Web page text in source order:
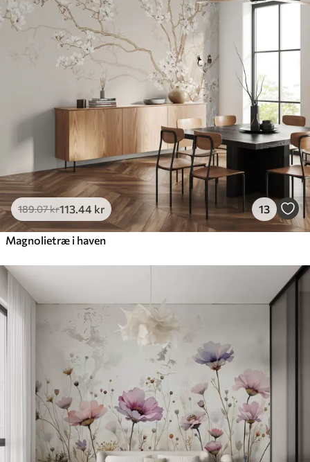
189.07kr113 .44 kr 13
Magnolietræ i haven